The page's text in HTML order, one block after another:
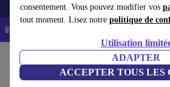
consentement. Vous pouvez modifier vos
tout moment. Lisez notre politique de
Utilisation
ADAPTER
ACCEPTER TOUS LES
Smartphones Laptops Tablettes Montres
📱 -5% EXTRA sur les iPhones – Code :
Ordinateurs de bureau: